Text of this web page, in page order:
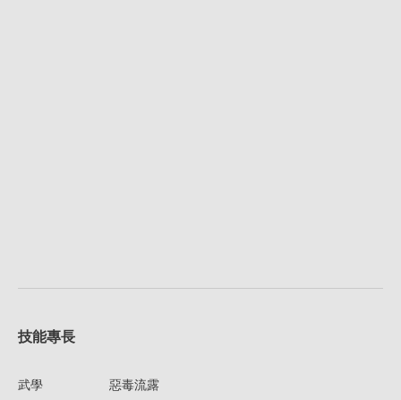
技能專長
武學 惡毒流露